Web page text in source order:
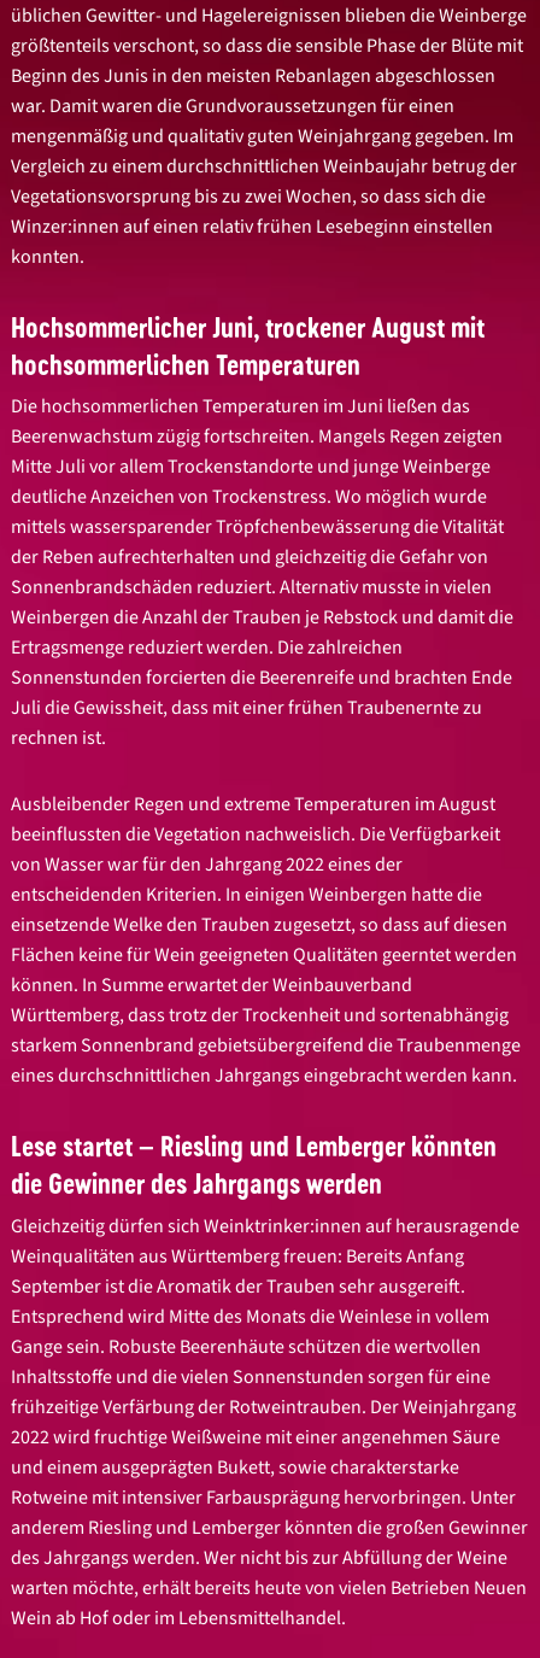
üblichen Gewitter- und Hagelereignissen blieben die Weinberge
größtenteils verschont, so dass die sensible Phase der Blüte mit
Beginn des Junis in den meisten Rebanlagen abgeschlossen
war. Damit waren die Grundvoraussetzungen für einen
mengenmäßig und qualitativ guten Weinjahrgang gegeben. Im
Vergleich zu einem durchschnittlichen Weinbaujahr betrug der
Vegetationsvorsprung bis zu zwei Wochen, so dass sich die
Winzer:innen auf einen relativ frühen Lesebeginn einstellen
konnten.
Hochsommerlicher Juni, trockener August mit
hochsommerlichen Temperaturen
Die hochsommerlichen Temperaturen im Juni ließen das
Beerenwachstum zügig fortschreiten. Mangels Regen zeigten
Mitte Juli vor allem Trockenstandorte und junge Weinberge
deutliche Anzeichen von Trockenstress. Wo möglich wurde
mittels wassersparender Tröpfchenbewässerung die Vitalität
der Reben aufrechterhalten und gleichzeitig die Gefahr von
Sonnenbrandschäden reduziert. Alternativ musste in vielen
Weinbergen die Anzahl der Trauben je Rebstock und damit die
Ertragsmenge reduziert werden. Die zahlreichen
Sonnenstunden forcierten die Beerenreife und brachten Ende
Juli die Gewissheit, dass mit einer frühen Traubenernte zu
rechnen ist.
Ausbleibender Regen und extreme Temperaturen im August
beeinflussten die Vegetation nachweislich. Die Verfügbarkeit
von Wasser war für den Jahrgang 2022 eines der
entscheidenden Kriterien. In einigen Weinbergen hatte die
einsetzende Welke den Trauben zugesetzt, so dass auf diesen
Flächen keine für Wein geeigneten Qualitäten geerntet werden
können. In Summe erwartet der Weinbauverband
Württemberg, dass trotz der Trockenheit und sortenabhängig
starkem Sonnenbrand gebietsübergreifend die Traubenmenge
eines durchschnittlichen Jahrgangs eingebracht werden kann.
Lese startet – Riesling und Lemberger könnten
die Gewinner des Jahrgangs werden
Gleichzeitig dürfen sich Weinktrinker:innen auf herausragende
Weinqualitäten aus Württemberg freuen: Bereits Anfang
September ist die Aromatik der Trauben sehr ausgereift.
Entsprechend wird Mitte des Monats die Weinlese in vollem
Gange sein. Robuste Beerenhäute schützen die wertvollen
Inhaltsstoffe und die vielen Sonnenstunden sorgen für eine
frühzeitige Verfärbung der Rotweintrauben. Der Weinjahrgang
2022 wird fruchtige Weißweine mit einer angenehmen Säure
und einem ausgeprägten Bukett, sowie charakterstarke
Rotweine mit intensiver Farbausprägung hervorbringen. Unter
anderem Riesling und Lemberger könnten die großen Gewinner
des Jahrgangs werden. Wer nicht bis zur Abfüllung der Weine
warten möchte, erhält bereits heute von vielen Betrieben Neuen
Wein ab Hof oder im Lebensmittelhandel.